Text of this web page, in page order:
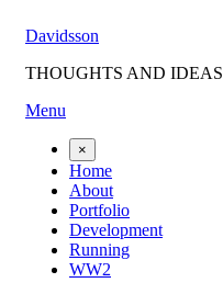
Davidsson
THOUGHTS AND IDEAS
Menu
×
Home
About
Portfolio
Development
Running
WW2